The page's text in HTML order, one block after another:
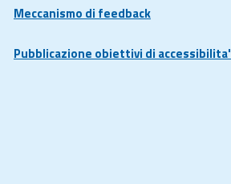
Meccanismo di feedback
Pubblicazione obiettivi di accessibilita'